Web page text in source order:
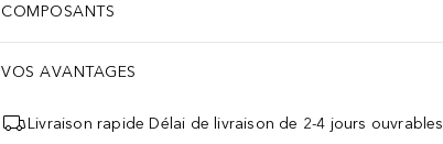
COMPOSANTS
VOS AVANTAGES
Livraison rapide Délai de livraison de 2-4 jours ouvrables